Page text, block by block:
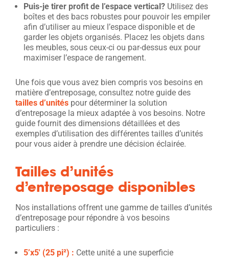
Puis-je tirer profit de l’espace vertical? Utilisez des
boîtes et des bacs robustes pour pouvoir les empiler
afin d’utiliser au mieux l’espace disponible et de
garder les objets organisés. Placez les objets dans
les meubles, sous ceux-ci ou par-dessus eux pour
maximiser l’espace de rangement.
Une fois que vous avez bien compris vos besoins en
matière d’entreposage, consultez notre guide des
tailles d’unités pour déterminer la solution
d’entreposage la mieux adaptée à vos besoins. Notre
guide fournit des dimensions détaillées et des
exemples d’utilisation des différentes tailles d’unités
pour vous aider à prendre une décision éclairée.
Tailles d’unités
d’entreposage disponibles
Nos installations offrent une gamme de tailles d’unités
d’entreposage pour répondre à vos besoins
particuliers :
5’x5′ (25 pi²) : Cette unité a une superficie